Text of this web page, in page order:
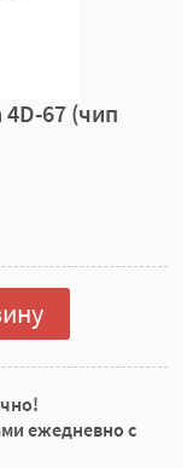
67 (чип
ежедневно с